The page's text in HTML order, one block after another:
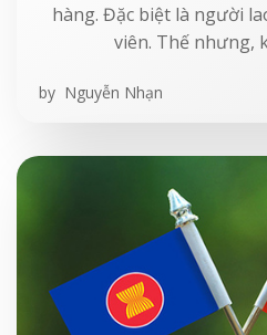
hàng. Đặc biệt là người
viên. Thế nhưng,
by Nguyễn Nhạn